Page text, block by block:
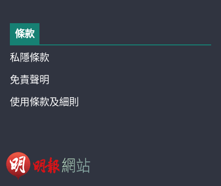
條款
私隱條款
免責聲明
使用條款及細則